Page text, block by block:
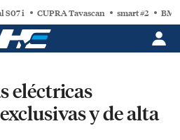
S07 i CUPRA Tavascan smart #2
eléctricas
y de alta